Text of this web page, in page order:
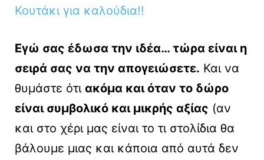
Κουτάκι για καλούδια!!
Εγώ σας έδωσα την ιδέα… τώρα είναι η
σειρά σας να την απογειώσετε. Και να
θυμάστε ότι ακόμα και όταν το δώρο
είναι συμβολικό και μικρής αξίας (αν
και στο χέρι μας είναι το τι στολίδια θα
βάλουμε μιας και κάποια από αυτά δεν